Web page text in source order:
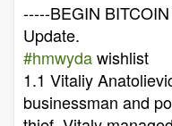
-----BEGIN
Update.
#hmwydawishlist
1.1 Vitaliy
businessman and